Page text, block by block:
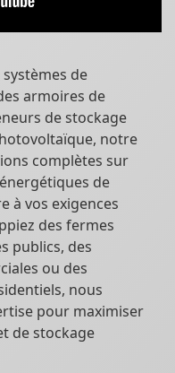
de
armoires de
de stockage
notre
complètes sur
de
à vos exigences
des fermes
publics, des
ou des
nous
pour maximiser
de stockage